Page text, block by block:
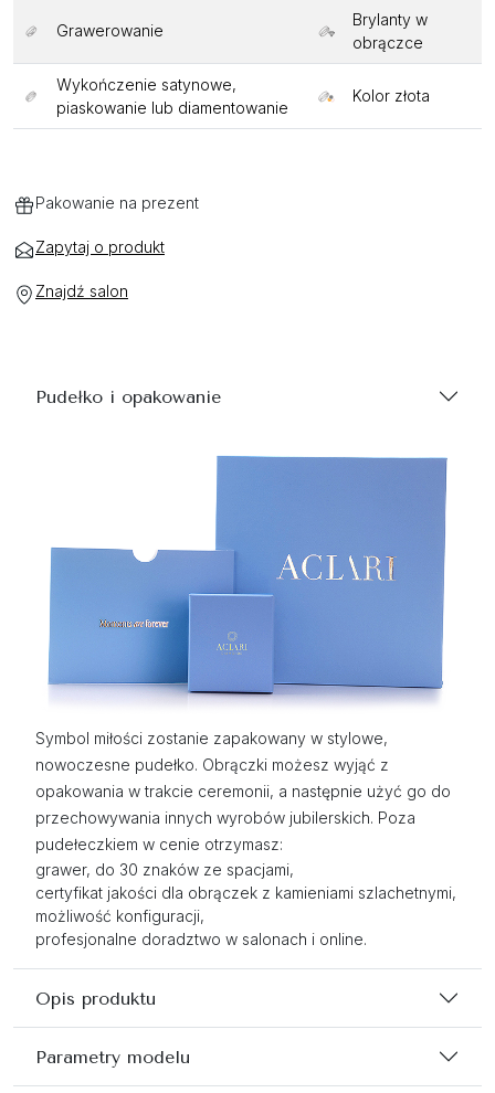
Grawerowanie
Brylanty w
obrączce
Wykończenie satynowe,
piaskowanie lub diamentowanie
Kolor złota
Pakowanie na prezent
Zapytaj o produkt
Znajdź salon
Pudełko i opakowanie
Symbol miłości zostanie zapakowany w stylowe,
nowoczesne pudełko. Obrączki możesz wyjąć z
opakowania w trakcie ceremonii, a następnie użyć go do
przechowywania innych wyrobów jubilerskich. Poza
pudełeczkiem w cenie otrzymasz:
grawer, do 30 znaków ze spacjami,
certyfikat jakości dla obrączek z kamieniami szlachetnymi,
możliwość konfiguracji,
profesjonalne doradztwo w salonach i online.
Opis produktu
Parametry modelu